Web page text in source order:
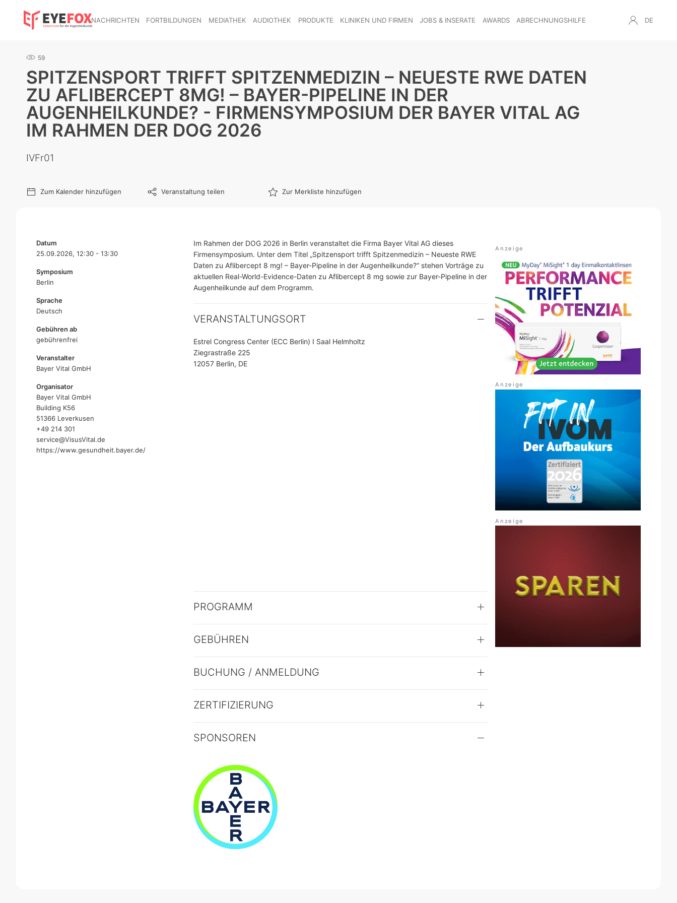
NACHRICHTEN FORTBILDUNGEN MEDIATHEK AUDIOTHEK PRODUKTE KLINIKEN UND FIRMEN JOBS & INSERATE AWARDS ABRECHNUNGSHILFE DE
59
SPITZENSPORT TRIFFT SPITZENMEDIZIN – NEUESTE RWE DATEN
ZU AFLIBERCEPT 8MG! – BAYER-PIPELINE IN DER
AUGENHEILKUNDE? - FIRMENSYMPOSIUM DER BAYER VITAL AG
IM RAHMEN DER DOG 2026
IVFr01
Zum Kalender hinzufügen Veranstaltung teilen Zur Merkliste hinzufügen
Datum
25.09.2026, 12:30 - 13:30
Symposium
Berlin
Sprache
Deutsch
Gebühren ab
gebührenfrei
Veranstalter
Bayer Vital GmbH
Organisator
Bayer Vital GmbH
Building K56
51366 Leverkusen
+49 214 301
service@VisusVital.de
https://www.gesundheit.bayer.de/
Im Rahmen der DOG 2026 in Berlin veranstaltet die Firma Bayer Vital AG dieses
Firmensymposium. Unter dem Titel „Spitzensport trifft Spitzenmedizin – Neueste RWE
Daten zu Aflibercept 8 mg! – Bayer-Pipeline in der Augenheilkunde?“ stehen Vorträge zu
aktuellen Real-World-Evidence-Daten zu Aflibercept 8 mg sowie zur Bayer-Pipeline in der
Augenheilkunde auf dem Programm.
VERANSTALTUNGSORT
Estrel Congress Center (ECC Berlin) I Saal Helmholtz
Ziegrastraße 225
12057 Berlin, DE
PROGRAMM
GEBÜHREN
BUCHUNG / ANMELDUNG
ZERTIFIZIERUNG
SPONSOREN